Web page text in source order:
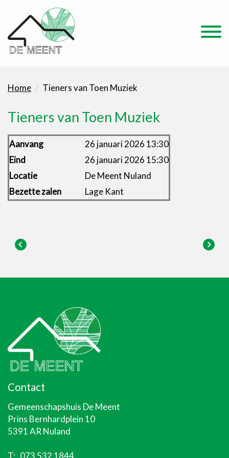
Home Tieners van Toen Muziek
Tieners van Toen Muziek
Aanvang
26 januari 2026 13:30
Eind
26 januari 2026 15:30
Locatie
De Meent Nuland
Bezette zalen
Lage Kant
Contact
Gemeenschapshuis De Meent
Prins Bernhardplein 10
5391 AR Nuland
T: 073 532 1844